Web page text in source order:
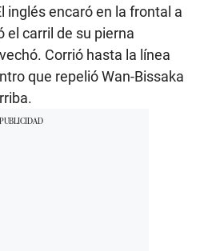
inglés encaró en la frontal a
el carril de su pierna
Corrió hasta la línea
que repelió Wan-Bissaka